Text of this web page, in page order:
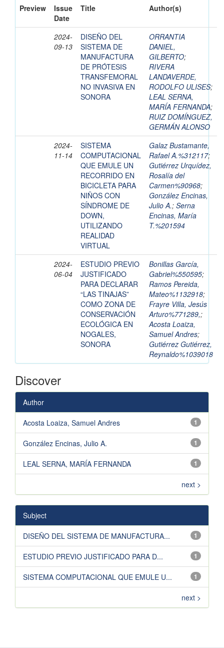
Preview
Issue
Date
Title Author(s)
2024-
09-13
DISEÑO DEL
SISTEMA DE
MANUFACTURA
DE PRÓTESIS
TRANSFEMORAL
NO INVASIVA EN
SONORA
ORRANTIA
DANIEL,
GILBERTO;
RIVERA
LANDAVERDE,
RODOLFO ULISES;
LEAL SERNA,
MARÍA FERNANDA;
RUIZ DOMÍNGUEZ,
GERMÁN ALONSO
2024-
11-14
SISTEMA
COMPUTACIONAL
QUE EMULE UN
RECORRIDO EN
BICICLETA PARA
NIÑOS CON
SÍNDROME DE
DOWN,
UTILIZANDO
REALIDAD
VIRTUAL
Galaz Bustamante,
Rafael A.%312117;
Gutiérrez Urquídez,
Rosalía del
Carmen%90968;
González Encinas,
Julio A.; Serna
Encinas, María
T.%201594
2024-
06-04
ESTUDIO PREVIO
JUSTIFICADO
PARA DECLARAR
“LAS TINAJAS”
COMO ZONA DE
CONSERVACIÓN
ECOLÓGICA EN
NOGALES,
SONORA
Bonillas García,
Gabriel%550595;
Ramos Pereida,
Mateo%1132918;
Frayre Villa, Jesús
Arturo%771289,;
Acosta Loaiza,
Samuel Andres;
Gutiérrez Gutiérrez,
Reynaldo%1039018
Discover
Author
1
Acosta Loaiza, Samuel Andres
1
González Encinas, Julio A.
1
LEAL SERNA, MARÍA FERNANDA
next >
Subject
1
DISEÑO DEL SISTEMA DE MANUFACTURA...
1
ESTUDIO PREVIO JUSTIFICADO PARA D...
1
SISTEMA COMPUTACIONAL QUE EMULE U...
next >